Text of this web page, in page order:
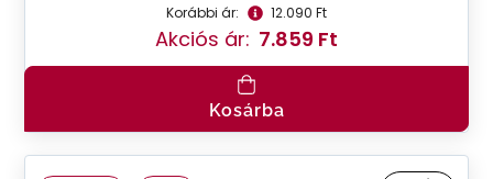
Korábbi ár: 12.090 Ft
Akciós ár: 7.859 Ft
Kosárba